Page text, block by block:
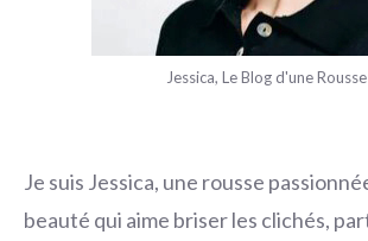
Jessica, Le Blog d'une Rousse
Je suis Jessica, une rousse
beauté qui aime briser les clichés,